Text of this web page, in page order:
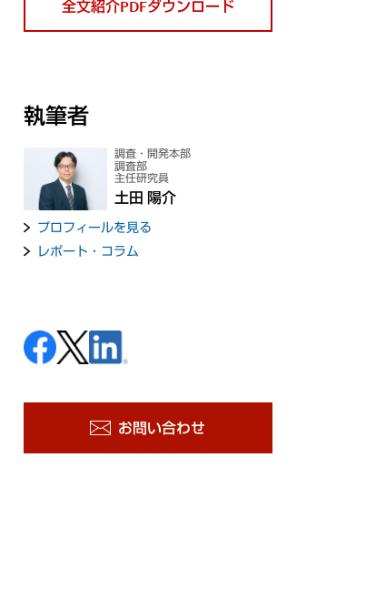
全文紹介PDFダウンロード
執筆者
調査・開発本部
調査部
主任研究員
土田 陽介
プロフィールを見る
レポート・コラム
お問い合わせ